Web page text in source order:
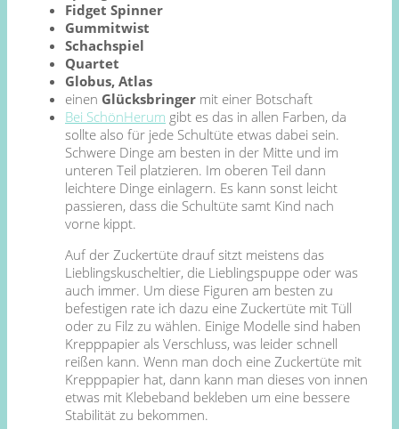
Fidget Spinner
Gummitwist
Schachspiel
Quartet
Globus, Atlas
einen Glücksbringer mit einer Botschaft
Bei SchönHerum gibt es das in allen Farben, da
sollte also für jede Schultüte etwas dabei sein.
Schwere Dinge am besten in der Mitte und im
unteren Teil platzieren. Im oberen Teil dann
leichtere Dinge einlagern. Es kann sonst leicht
passieren, dass die Schultüte samt Kind nach
vorne kippt.
Auf der Zuckertüte drauf sitzt meistens das
Lieblingskuscheltier, die Lieblingspuppe oder was
auch immer. Um diese Figuren am besten zu
befestigen rate ich dazu eine Zuckertüte mit Tüll
oder zu Filz zu wählen. Einige Modelle sind haben
Krepppapier als Verschluss, was leider schnell
reißen kann. Wenn man doch eine Zuckertüte mit
Krepppapier hat, dann kann man dieses von innen
etwas mit Klebeband bekleben um eine bessere
Stabilität zu bekommen.